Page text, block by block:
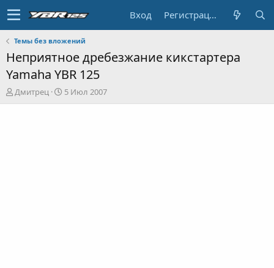
Вход Регистрация
Темы без вложений
Неприятное дребезжание кикстартера
Yamaha YBR 125
А
в
Дмитрец
Д
а
5 Июл 2007